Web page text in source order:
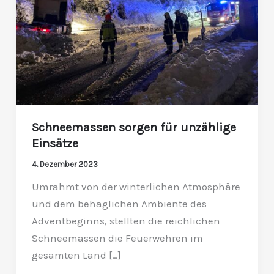
Schneemassen sorgen für unzählige
Einsätze
4. Dezember 2023
Umrahmt von der winterlichen Atmosphäre
und dem behaglichen Ambiente des
Adventbeginns, stellten die reichlichen
Schneemassen die Feuerwehren im
gesamten Land […]